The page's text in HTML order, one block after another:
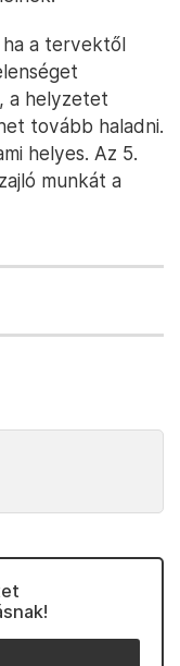
érintett területen
helyes volt.
rész
amelyek a
mozgását.
rendszerének
az eredmények
szintén
az ezzel
változások